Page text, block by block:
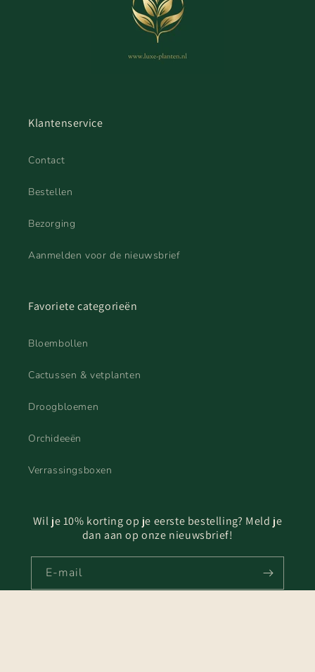
Klantenservice
Contact
Bestellen
Bezorging
Aanmelden voor de nieuwsbrief
Favoriete categorieën
Bloembollen
Cactussen & vetplanten
Droogbloemen
Orchideeën
Verrassingsboxen
Wil je 10% korting op je eerste bestelling? Meld je
dan aan op onze nieuwsbrief!
E‑mail